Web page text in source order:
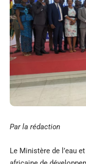
Par la rédaction
Le Ministère de l’eau